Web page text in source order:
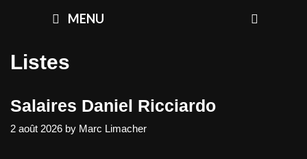
MENU
Listes
Salaires Daniel Ricciardo
2 août 2026 by Marc Limacher